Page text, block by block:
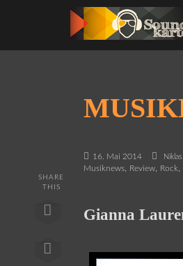
16. Mai 2014 Niklas
Musiknews, Review, Rock,
SHARE
THIS
Gianna